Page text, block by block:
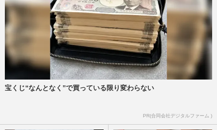
宝くじ“なんとなく”で買っている限り変わらない
PR(合同会社デジタルファーム )